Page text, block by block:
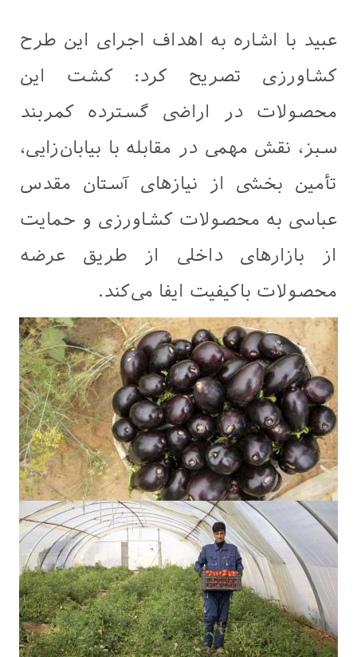
عبید با اشاره به اهداف اجرای این طرح
کشاورزی تصریح کرد: کشت این
محصولات در اراضی گسترده کمربند
سبز، نقش مهمی در مقابله با بیابان‌زایی،
تأمین بخشی از نیازهای آستان مقدس
عباسی به محصولات کشاورزی و حمایت
از بازارهای داخلی از طریق عرضه
محصولات باکیفیت ایفا می‌کند.